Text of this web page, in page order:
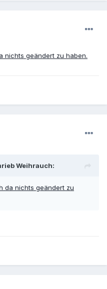
nichts geändert zu haben.
Weihrauch:
da nichts geändert zu